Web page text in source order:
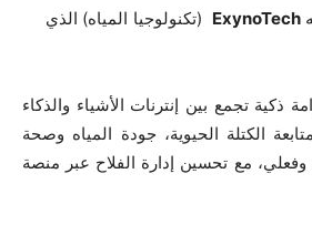
ExynoTech (تكنولوجيا المياه) الذي
ذكية تجمع بين إنترنات الأشياء والذكاء
الكتلة الحيوية، جودة المياه وصحة
مع تحسين إدارة الفلاح عبر منصة